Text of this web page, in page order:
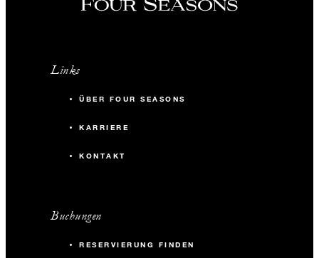
Links
ÜBER FOUR SEASONS
KARRIERE
KONTAKT
Buchungen
RESERVIERUNG FINDEN